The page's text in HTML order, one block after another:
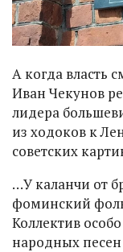
А когда власть
Иван Чекунов
лидера
из ходоков к
советских
…У каланчи от
фоминский
Коллектив
народных